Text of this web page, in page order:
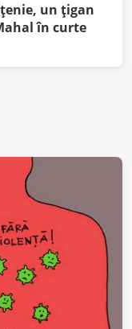
un ţigan
în curte